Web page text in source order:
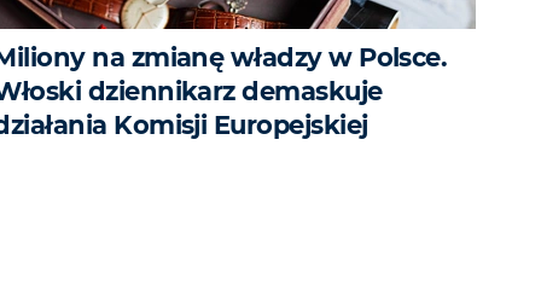
na zmianę władzy w Polsce.
dziennikarz demaskuje
Komisji Europejskiej